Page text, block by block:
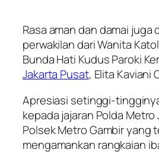
Rasa aman dan damai juga
perwakilan dari Wanita
Bunda Hati Kudus Paroki
Jakarta Pusat, Elita Kaviani
Apresiasi setinggi-
kepada jajaran Polda
Polsek Metro Gambir yang
mengamankan rangkaian